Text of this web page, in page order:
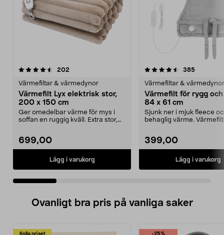
202
Värmefiltar & värmedynor
Värmefilt Lyx elektrisk stor,
200 x 150 cm
Ger omedelbar värme för mys i
soffan en ruggig kväll. Extra stor,
699,00
Lägg i varukorg
4.5 av 5 stjärnor 385
Värmefiltar & värmedynor
Värmefilt för rygg och
84 x 61 cm
Sjunk ner i mjuk fleece
behaglig värme.
399,00
Lägg i varukorg
4.5 av 5 stjärnor
Ovanligt bra pris på vanliga saker
Kolla priset -25%